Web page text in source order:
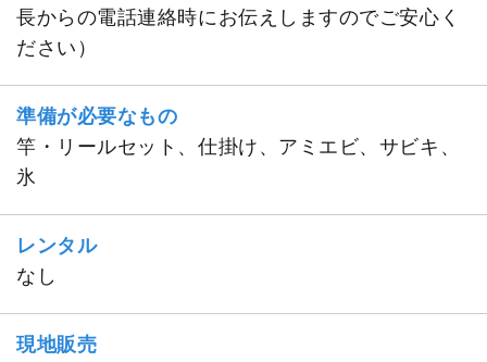
長からの電話連絡時にお伝えしますのでご安心く
ださい）
準備が必要なもの
竿・リールセット、仕掛け、アミエビ、サビキ、
氷
レンタル
なし
現地販売